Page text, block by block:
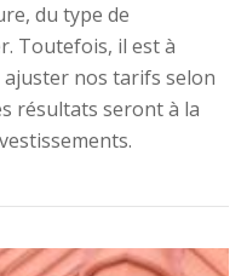
du type de
Toutefois, il est à
nos tarifs selon
résultats seront à la